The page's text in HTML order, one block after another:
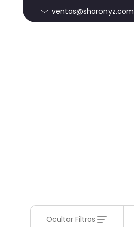
ventas@sharonyz.com
Ocultar Filtros